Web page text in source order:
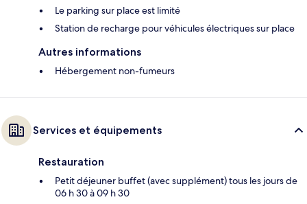
Le parking sur place est limité
Station de recharge pour véhicules électriques sur place
Autres informations
Hébergement non-fumeurs
Services et équipements
Restauration
Petit déjeuner buffet (avec supplément) tous les jours de
06 h 30 à 09 h 30